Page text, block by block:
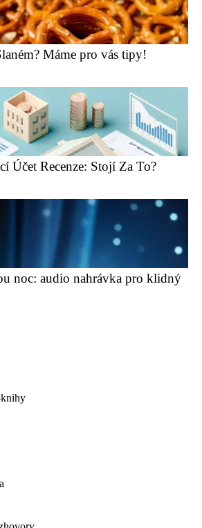
Máme pro vás tipy!
Účet Recenze: Stojí Za To?
noc: audio nahrávka pro klidný